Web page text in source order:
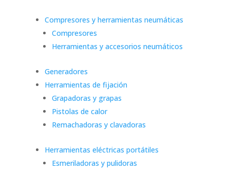
Compresores y herramientas neumáticas
Compresores
Herramientas y accesorios neumáticos
Generadores
Herramientas de fijación
Grapadoras y grapas
Pistolas de calor
Remachadoras y clavadoras
Herramientas eléctricas portátiles
Esmeriladoras y pulidoras